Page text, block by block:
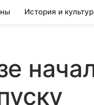
История и